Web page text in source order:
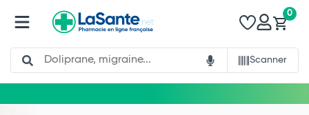
Search
Scanner
0